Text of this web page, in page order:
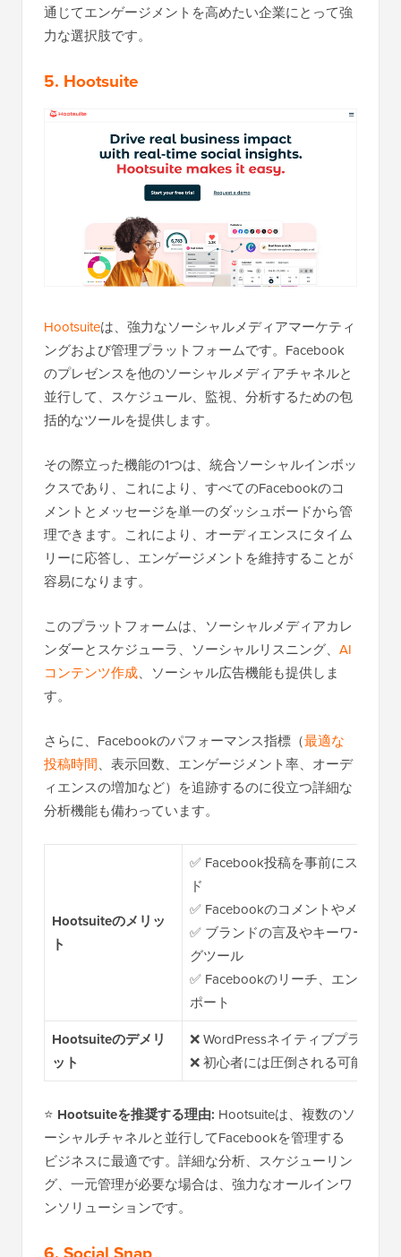
通じてエンゲージメントを高めたい企業にとって強
力な選択肢です。
5. Hootsuite
Hootsuiteは、強力なソーシャルメディアマーケティ
ングおよび管理プラットフォームです。Facebook
のプレゼンスを他のソーシャルメディアチャネルと
並行して、スケジュール、監視、分析するための包
括的なツールを提供します。
その際立った機能の1つは、統合ソーシャルインボッ
クスであり、これにより、すべてのFacebookのコ
メントとメッセージを単一のダッシュボードから管
理できます。これにより、オーディエンスにタイム
リーに応答し、エンゲージメントを維持することが
容易になります。
このプラットフォームは、ソーシャルメディアカレ
ンダーとスケジューラ、ソーシャルリスニング、 AI
コンテンツ作成、ソーシャル広告機能も提供しま
す。
さらに、Facebookのパフォーマンス指標（最適な
投稿時間、表示回数、エンゲージメント率、オーデ
ィエンスの増加など）を追跡するのに役立つ詳細な
分析機能も備わっています。
Hootsuiteのメリッ
ト
✅ Facebook投稿を事前にスケジ
ド
✅ Facebookのコメントやメッセ
✅ ブランドの言及やキーワードを
グツール
✅ Facebookのリーチ、エンゲー
ポート
Hootsuiteのデメリ
ット
❌ WordPressネイティブプラグイ
❌ 初心者には圧倒される可能性が
⭐ Hootsuiteを推奨する理由: Hootsuiteは、複数のソ
ーシャルチャネルと並行してFacebookを管理する
ビジネスに最適です。詳細な分析、スケジューリン
グ、一元管理が必要な場合は、強力なオールインワ
ンソリューションです。